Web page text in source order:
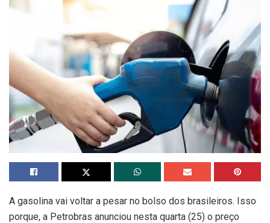
A gasolina vai voltar a pesar no bolso dos brasileiros. Isso
porque, a Petrobras anunciou nesta quarta (25) o preço